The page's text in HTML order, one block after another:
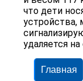
что дети
устройства,
удаляется
Главная